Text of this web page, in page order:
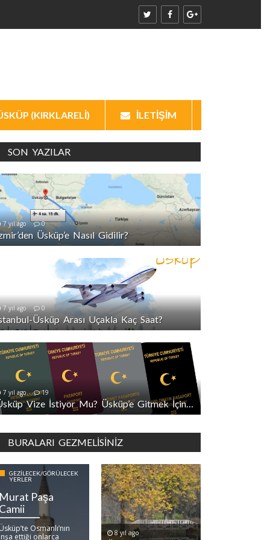
(KIRKLARELI) İLETIŞIM
SON YAZILAR
7 yıl ago 0
Üsküp’e Nasıl Gidilir?
7 yıl ago 0
Üsküp Arası Uçakla Kaç Saat?
7 yıl ago 19
Üsküp Vize İstiyor Mu? Üsküp’e Gitmek İçin Vize Gerekli Mi?
BURALARI GEZMELISINIZ
GEZILECEK/GÖRÜLECEK
YERLER
Murat Paşa
Camii
Üsküp’te Osmanlı’nın
inşa ettiği onlarca
8 yıl ago